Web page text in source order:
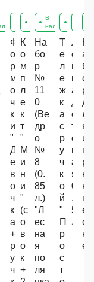
В
Ф
о
р
м
о
ч
к
и
"
Д
е
в
о
ч
к
а
+
р
у
ч
В
наличии
К
о
м
п
л
е
к
т
"
М
и
н
и
"
(с
о
в
о
к
+
В
наличии
На
бо
р
№
11
0
(Ве
др
о
№
8
(0.
85
л.)
"Л
ес
на
я
по
ля
В
Т
е
л
е
ж
к
а
с
р
у
ч
к
о
й
"
П
р
о
с
т
В
Л
е
й
к
а
д
е
т
с
к
а
я
0
,
5
л
М
о
ы
Н
а
б
о
р
д
л
я
и
г
р
ы
в
п
е
с
к
е